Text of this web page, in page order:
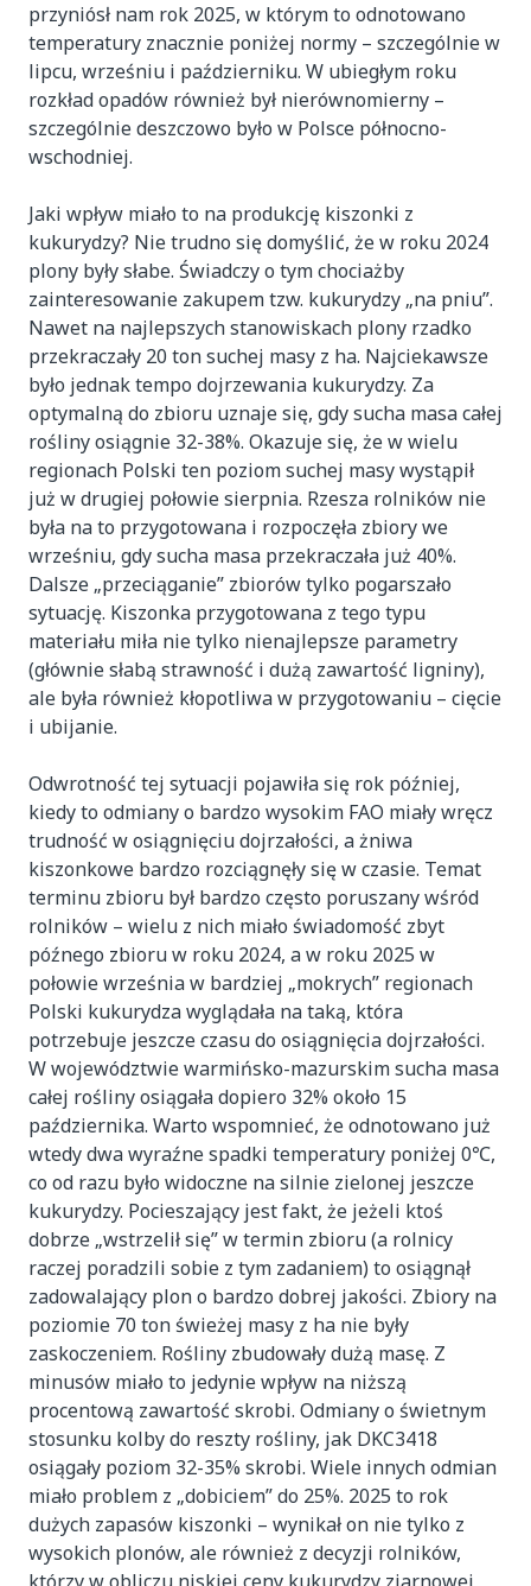
przyniósł nam rok 2025, w którym to odnotowano
temperatury znacznie poniżej normy – szczególnie w
lipcu, wrześniu i październiku. W ubiegłym roku
rozkład opadów również był nierównomierny –
szczególnie deszczowo było w Polsce północno-
wschodniej.
Jaki wpływ miało to na produkcję kiszonki z
kukurydzy? Nie trudno się domyślić, że w roku 2024
plony były słabe. Świadczy o tym chociażby
zainteresowanie zakupem tzw. kukurydzy „na pniu”.
Nawet na najlepszych stanowiskach plony rzadko
przekraczały 20 ton suchej masy z ha. Najciekawsze
było jednak tempo dojrzewania kukurydzy. Za
optymalną do zbioru uznaje się, gdy sucha masa całej
rośliny osiągnie 32-38%. Okazuje się, że w wielu
regionach Polski ten poziom suchej masy wystąpił
już w drugiej połowie sierpnia. Rzesza rolników nie
była na to przygotowana i rozpoczęła zbiory we
wrześniu, gdy sucha masa przekraczała już 40%.
Dalsze „przeciąganie” zbiorów tylko pogarszało
sytuację. Kiszonka przygotowana z tego typu
materiału miła nie tylko nienajlepsze parametry
(głównie słabą strawność i dużą zawartość ligniny),
ale była również kłopotliwa w przygotowaniu – cięcie
i ubijanie.
Odwrotność tej sytuacji pojawiła się rok później,
kiedy to odmiany o bardzo wysokim FAO miały wręcz
trudność w osiągnięciu dojrzałości, a żniwa
kiszonkowe bardzo rozciągnęły się w czasie. Temat
terminu zbioru był bardzo często poruszany wśród
rolników – wielu z nich miało świadomość zbyt
późnego zbioru w roku 2024, a w roku 2025 w
połowie września w bardziej „mokrych” regionach
Polski kukurydza wyglądała na taką, która
potrzebuje jeszcze czasu do osiągnięcia dojrzałości.
W województwie warmińsko-mazurskim sucha masa
całej rośliny osiągała dopiero 32% około 15
października. Warto wspomnieć, że odnotowano już
wtedy dwa wyraźne spadki temperatury poniżej 0℃,
co od razu było widoczne na silnie zielonej jeszcze
kukurydzy. Pocieszający jest fakt, że jeżeli ktoś
dobrze „wstrzelił się” w termin zbioru (a rolnicy
raczej poradzili sobie z tym zadaniem) to osiągnął
zadowalający plon o bardzo dobrej jakości. Zbiory na
poziomie 70 ton świeżej masy z ha nie były
zaskoczeniem. Rośliny zbudowały dużą masę. Z
minusów miało to jedynie wpływ na niższą
procentową zawartość skrobi. Odmiany o świetnym
stosunku kolby do reszty rośliny, jak DKC3418
osiągały poziom 32-35% skrobi. Wiele innych odmian
miało problem z „dobiciem” do 25%. 2025 to rok
dużych zapasów kiszonki – wynikał on nie tylko z
wysokich plonów, ale również z decyzji rolników,